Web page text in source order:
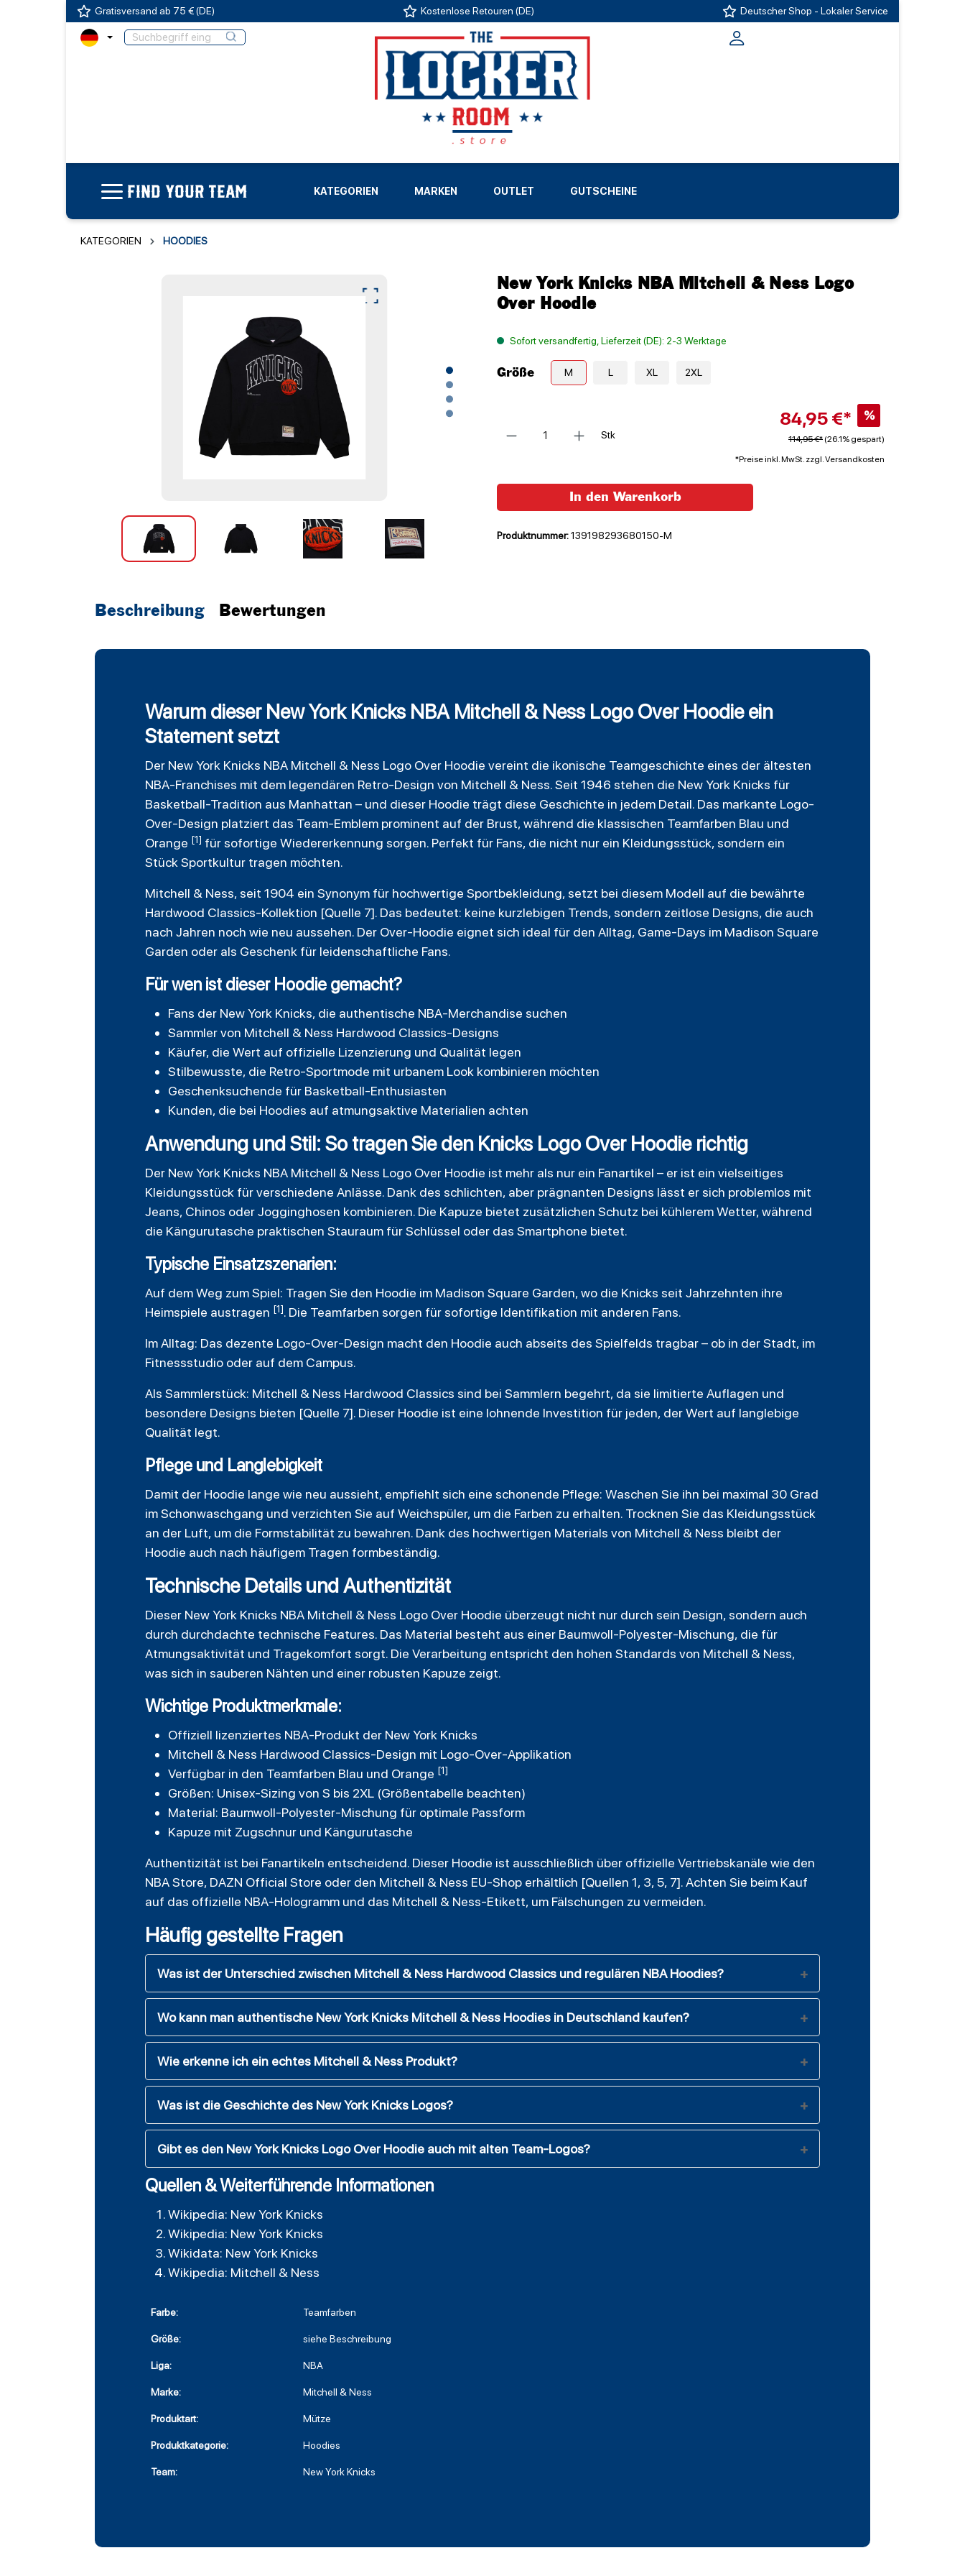
Gratisversand ab 75 € (DE) Kostenlose Retouren (DE) Deutscher Shop - Lokaler Service
FIND YOUR TEAM KATEGORIEN MARKEN
LIGEN
OUTLET GUTSCHEINE
KATEGORIEN HOODIES
New York Knicks NBA Mitchell & Ness Logo
Over Hoodie
Sofort versandfertig, Lieferzeit (DE): 2-3 Werktage
Größe M L XL 2XL
Stk
84,95 €* %
114,95 €* (26.1% gespart)
*Preise inkl. MwSt. zzgl. Versandkosten
In den Warenkorb
Produktnummer:139198293680150-M
Beschreibung Bewertungen
Warum dieser New York Knicks NBA Mitchell & Ness Logo Over Hoodie ein
Statement setzt
Der New York Knicks NBA Mitchell & Ness Logo Over Hoodie vereint die ikonische Teamgeschichte eines der ältesten
NBA-Franchises mit dem legendären Retro-Design von Mitchell & Ness. Seit 1946 stehen die New York Knicks für
Basketball-Tradition aus Manhattan – und dieser Hoodie trägt diese Geschichte in jedem Detail. Das markante Logo-
Over-Design platziert das Team-Emblem prominent auf der Brust, während die klassischen Teamfarben Blau und
Orange [1] für sofortige Wiedererkennung sorgen. Perfekt für Fans, die nicht nur ein Kleidungsstück, sondern ein
Stück Sportkultur tragen möchten.
Mitchell & Ness, seit 1904 ein Synonym für hochwertige Sportbekleidung, setzt bei diesem Modell auf die bewährte
Hardwood Classics-Kollektion [Quelle 7]. Das bedeutet: keine kurzlebigen Trends, sondern zeitlose Designs, die auch
nach Jahren noch wie neu aussehen. Der Over-Hoodie eignet sich ideal für den Alltag, Game-Days im Madison Square
Garden oder als Geschenk für leidenschaftliche Fans.
Für wen ist dieser Hoodie gemacht?
Fans der New York Knicks, die authentische NBA-Merchandise suchen
Sammler von Mitchell & Ness Hardwood Classics-Designs
Käufer, die Wert auf offizielle Lizenzierung und Qualität legen
Stilbewusste, die Retro-Sportmode mit urbanem Look kombinieren möchten
Geschenksuchende für Basketball-Enthusiasten
Kunden, die bei Hoodies auf atmungsaktive Materialien achten
Anwendung und Stil: So tragen Sie den Knicks Logo Over Hoodie richtig
Der New York Knicks NBA Mitchell & Ness Logo Over Hoodie ist mehr als nur ein Fanartikel – er ist ein vielseitiges
Kleidungsstück für verschiedene Anlässe. Dank des schlichten, aber prägnanten Designs lässt er sich problemlos mit
Jeans, Chinos oder Jogginghosen kombinieren. Die Kapuze bietet zusätzlichen Schutz bei kühlerem Wetter, während
die Kängurutasche praktischen Stauraum für Schlüssel oder das Smartphone bietet.
Typische Einsatzszenarien:
Auf dem Weg zum Spiel: Tragen Sie den Hoodie im Madison Square Garden, wo die Knicks seit Jahrzehnten ihre
Heimspiele austragen [1]. Die Teamfarben sorgen für sofortige Identifikation mit anderen Fans.
Im Alltag: Das dezente Logo-Over-Design macht den Hoodie auch abseits des Spielfelds tragbar – ob in der Stadt, im
Fitnessstudio oder auf dem Campus.
Als Sammlerstück: Mitchell & Ness Hardwood Classics sind bei Sammlern begehrt, da sie limitierte Auflagen und
besondere Designs bieten [Quelle 7]. Dieser Hoodie ist eine lohnende Investition für jeden, der Wert auf langlebige
Qualität legt.
Pflege und Langlebigkeit
Damit der Hoodie lange wie neu aussieht, empfiehlt sich eine schonende Pflege: Waschen Sie ihn bei maximal 30 Grad
im Schonwaschgang und verzichten Sie auf Weichspüler, um die Farben zu erhalten. Trocknen Sie das Kleidungsstück
an der Luft, um die Formstabilität zu bewahren. Dank des hochwertigen Materials von Mitchell & Ness bleibt der
Hoodie auch nach häufigem Tragen formbeständig.
Technische Details und Authentizität
Dieser New York Knicks NBA Mitchell & Ness Logo Over Hoodie überzeugt nicht nur durch sein Design, sondern auch
durch durchdachte technische Features. Das Material besteht aus einer Baumwoll-Polyester-Mischung, die für
Atmungsaktivität und Tragekomfort sorgt. Die Verarbeitung entspricht den hohen Standards von Mitchell & Ness,
was sich in sauberen Nähten und einer robusten Kapuze zeigt.
Wichtige Produktmerkmale:
Offiziell lizenziertes NBA-Produkt der New York Knicks
Mitchell & Ness Hardwood Classics-Design mit Logo-Over-Applikation
Verfügbar in den Teamfarben Blau und Orange [1]
Größen: Unisex-Sizing von S bis 2XL (Größentabelle beachten)
Material: Baumwoll-Polyester-Mischung für optimale Passform
Kapuze mit Zugschnur und Kängurutasche
Authentizität ist bei Fanartikeln entscheidend. Dieser Hoodie ist ausschließlich über offizielle Vertriebskanäle wie den
NBA Store, DAZN Official Store oder den Mitchell & Ness EU-Shop erhältlich [Quellen 1, 3, 5, 7]. Achten Sie beim Kauf
auf das offizielle NBA-Hologramm und das Mitchell & Ness-Etikett, um Fälschungen zu vermeiden.
Häufig gestellte Fragen
Was ist der Unterschied zwischen Mitchell & Ness Hardwood Classics und regulären NBA Hoodies?
Wo kann man authentische New York Knicks Mitchell & Ness Hoodies in Deutschland kaufen?
Wie erkenne ich ein echtes Mitchell & Ness Produkt?
Was ist die Geschichte des New York Knicks Logos?
Gibt es den New York Knicks Logo Over Hoodie auch mit alten Team-Logos?
Quellen & Weiterführende Informationen
Wikipedia: New York Knicks
Wikipedia: New York Knicks
Wikidata: New York Knicks
Wikipedia: Mitchell & Ness
Farbe: Teamfarben
Größe: siehe Beschreibung
Liga: NBA
Marke: Mitchell & Ness
Produktart: Mütze
Produktkategorie: Hoodies
Team: New York Knicks